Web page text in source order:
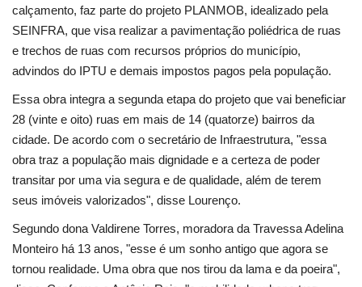
calçamento, faz parte do projeto PLANMOB, idealizado pela
SEINFRA, que visa realizar a pavimentação poliédrica de ruas
e trechos de ruas com recursos próprios do município,
advindos do IPTU e demais impostos pagos pela população.
Essa obra integra a segunda etapa do projeto que vai beneficiar
28 (vinte e oito) ruas em mais de 14 (quatorze) bairros da
cidade. De acordo com o secretário de Infraestrutura, "essa
obra traz a população mais dignidade e a certeza de poder
transitar por uma via segura e de qualidade, além de terem
seus imóveis valorizados", disse Lourenço.
Segundo dona Valdirene Torres, moradora da Travessa Adelina
Monteiro há 13 anos, "esse é um sonho antigo que agora se
tornou realidade. Uma obra que nos tirou da lama e da poeira",